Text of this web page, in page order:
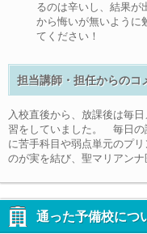
るのは辛いし、結果が
から悔いが無いように
てください！
担当講師・担任からのコ
入校直後から、放課後は毎
習をしていました。 毎日の
に苦手科目や弱点単元のプ
のが実を結び、聖マリアン
通った予備校につ